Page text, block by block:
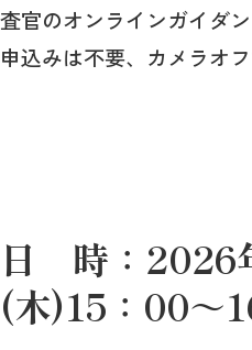
査官のオンラインガイダ
申込みは不要、カメラオ
日 時：2026
(木)15：00～